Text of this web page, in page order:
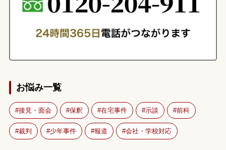
お悩み一覧
接見・面会 保釈 在宅事件 示談 前科
裁判 少年事件 報道 会社・学校対応